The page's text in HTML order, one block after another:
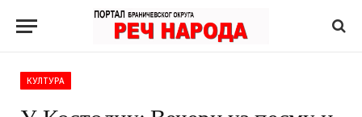
КУЛТУРА